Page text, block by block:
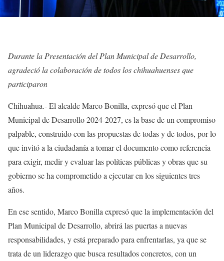
Durante la Presentación del Plan Municipal de Desarrollo,
agradeció la colaboración de todos los chihuahuenses que
participaron
Chihuahua.- El alcalde Marco Bonilla, expresó que el Plan
Municipal de Desarrollo 2024-2027, es la base de un compromiso
palpable, construido con las propuestas de todas y de todos, por lo
que invitó a la ciudadanía a tomar el documento como referencia
para exigir, medir y evaluar las políticas públicas y obras que su
gobierno se ha comprometido a ejecutar en los siguientes tres
años.
En ese sentido, Marco Bonilla expresó que la implementación del
Plan Municipal de Desarrollo, abrirá las puertas a nuevas
responsabilidades, y está preparado para enfrentarlas, ya que se
trata de un liderazgo que busca resultados concretos, con un